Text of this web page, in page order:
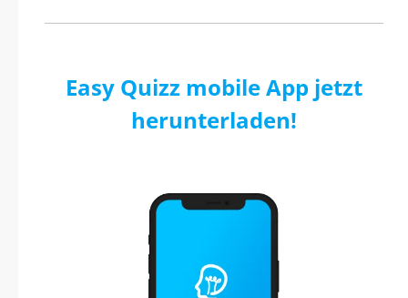
Easy Quizz mobile App jetzt
herunterladen!